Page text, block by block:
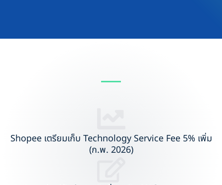
Shopee เตรียมเก็บ Technology Service Fee 5% เพิ่ม
(ก.พ. 2026)